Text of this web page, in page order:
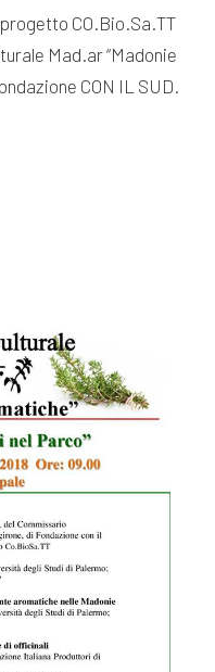
CO.Bio.Sa.TT
Mad.ar “Madonie
CON IL SUD.